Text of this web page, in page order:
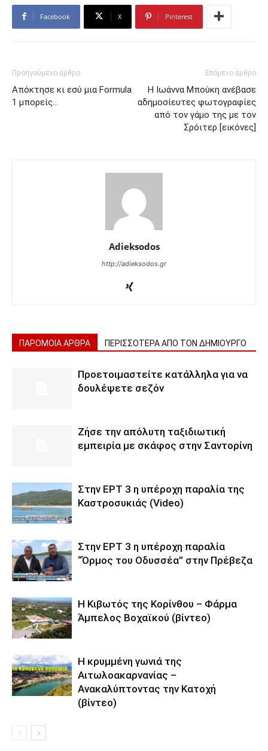
Facebook X Pinterest
Προηγούμενο άρθρο
Απόκτησε κι εσύ μια Formula
1 μπορείς…
Επόμενο άρθρο
Η Ιωάννα Μπούκη ανέβασε
αδημοσίευτες φωτογραφίες
από τον γάμο της με τον
Σρόιτερ [εικόνες]
Adieksodos
http://adieksodos.gr
ΠΑΡΟΜΟΙΑ ΑΡΘΡΑ ΠΕΡΙΣΣΟΤΕΡΑ ΑΠΟ ΤΟΝ ΔΗΜΙΟΥΡΓΟ
Προετοιμαστείτε κατάλληλα για να
δουλέψετε σεζόν
Ζήσε την απόλυτη ταξιδιωτική
εμπειρία με σκάφος στην Σαντορίνη
Στην ΕΡΤ 3 η υπέροχη παραλία της
Καστροσυκιάς (Video)
Στην ΕΡΤ 3 η υπέροχη παραλία
“Όρμος του Οδυσσέα” στην Πρέβεζα
Η Κιβωτός της Κορίνθου – Φάρμα
Άμπελος Βοχαϊκού (βίντεο)
Η κρυμμένη γωνιά της
Αιτωλοακαρνανίας –
Ανακαλύπτοντας την Κατοχή
(βίντεο)